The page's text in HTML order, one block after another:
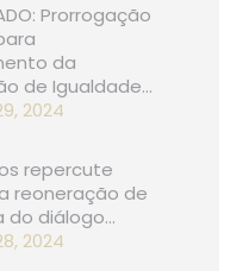
Prorrogação
da
de Igualdade…
2024
repercute
reoneração de
do diálogo…
2024